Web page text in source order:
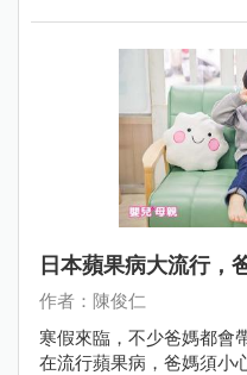
日本蘋果病大流行，
作者：陳俊仁
寒假來臨，不少爸媽都會
在流行蘋果病，爸媽須小心